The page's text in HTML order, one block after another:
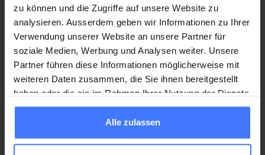
zu können und die Zugriffe auf unsere Website zu
analysieren. Ausserdem geben wir Informationen zu Ihrer
Verwendung unserer Website an unsere Partner für
soziale Medien, Werbung und Analysen weiter. Unsere
Partner führen diese Informationen möglicherweise mit
weiteren Daten zusammen, die Sie ihnen bereitgestellt
haben oder die sie im Rahmen Ihrer Nutzung der Dienste
gesammelt haben.
Alle zulassen
Montag bis Donnerstag
08:00 Uhr bis 17:00
Freitag
08:00 bis 16.00 Uhr